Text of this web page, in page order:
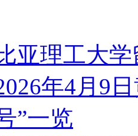
亚理工大
年4月9
”一览